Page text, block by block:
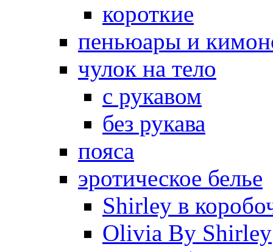
короткие
пеньюары и
чулок на тело
с рукавом
без рукава
пояса
эротическое белье
Shirley в
Olivia By Shirley